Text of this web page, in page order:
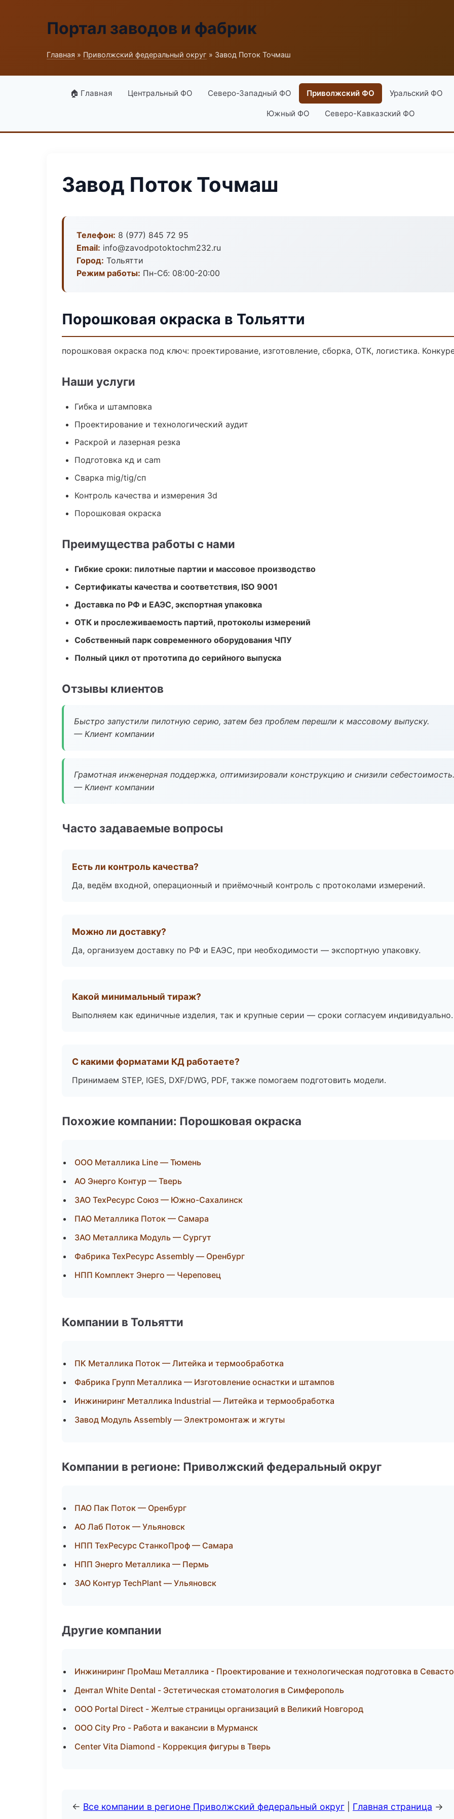
Портал заводов и фабрик
Главная » Приволжский федеральный округ » Завод Поток Точмаш
🏠 Главная Центральный ФО Северо-Западный ФО Приволжский ФО Уральский ФО
Южный ФО Северо-Кавказский ФО
Завод Поток Точмаш
Телефон: 8 (977) 845 72 95
Email: info@zavodpotoktochm232.ru
Город: Тольятти
Режим работы: Пн-Сб: 08:00-20:00
Порошковая окраска в Тольятти
порошковая окраска под ключ: проектирование, изготовление, сборка, ОТК, логистика.
Наши услуги
Гибка и штамповка
Проектирование и технологический аудит
Раскрой и лазерная резка
Подготовка кд и cam
Сварка mig/tig/сп
Контроль качества и измерения 3d
Порошковая окраска
Преимущества работы с нами
Гибкие сроки: пилотные партии и массовое производство
Сертификаты качества и соответствия, ISO 9001
Доставка по РФ и ЕАЭС, экспортная упаковка
ОТК и прослеживаемость партий, протоколы измерений
Собственный парк современного оборудования ЧПУ
Полный цикл от прототипа до серийного выпуска
Отзывы клиентов
Быстро запустили пилотную серию, затем без проблем перешли к массовому выпуску.
— Клиент компании
Грамотная инженерная поддержка, оптимизировали конструкцию и снизили себестоимость.
— Клиент компании
Часто задаваемые вопросы
Есть ли контроль качества?
Да, ведём входной, операционный и приёмочный контроль с протоколами измерений.
Можно ли доставку?
Да, организуем доставку по РФ и ЕАЭС, при необходимости — экспортную упаковку.
Какой минимальный тираж?
Выполняем как единичные изделия, так и крупные серии — сроки согласуем индивидуально.
С какими форматами КД работаете?
Принимаем STEP, IGES, DXF/DWG, PDF, также помогаем подготовить модели.
Похожие компании: Порошковая окраска
ООО Металлика Line — Тюмень
АО Энерго Контур — Тверь
ЗАО ТехРесурс Союз — Южно-Сахалинск
ПАО Металлика Поток — Самара
ЗАО Металлика Модуль — Сургут
Фабрика ТехРесурс Assembly — Оренбург
НПП Комплект Энерго — Череповец
Компании в Тольятти
ПК Металлика Поток — Литейка и термообработка
Фабрика Групп Металлика — Изготовление оснастки и штампов
Инжиниринг Металлика Industrial — Литейка и термообработка
Завод Модуль Assembly — Электромонтаж и жгуты
Компании в регионе: Приволжский федеральный округ
ПАО Пак Поток — Оренбург
АО Лаб Поток — Ульяновск
НПП ТехРесурс СтанкоПроф — Самара
НПП Энерго Металлика — Пермь
ЗАО Контур TechPlant — Ульяновск
Другие компании
Инжиниринг ПроМаш Металлика - Проектирование и технологическая подготовка в
Дентал White Dental - Эстетическая стоматология в Симферополь
ООО Portal Direct - Желтые страницы организаций в Великий Новгород
ООО City Pro - Работа и вакансии в Мурманск
Center Vita Diamond - Коррекция фигуры в Тверь
← Все компании в регионе Приволжский федеральный округ Главная страница →